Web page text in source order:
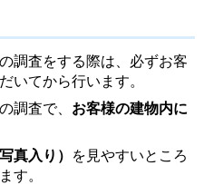
調査をする際は、必ずお客
いてから行います。
調査で、 お客様の建物内に
真入り）
を見やすいところ
す。